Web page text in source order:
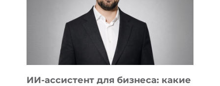
ТЕХНОЛОГИЧЕСКОЕ
ОБРАЗОВАНИЕ
ТАДЖИКИСТАНА
ИИ-ассистент для бизнеса: какие